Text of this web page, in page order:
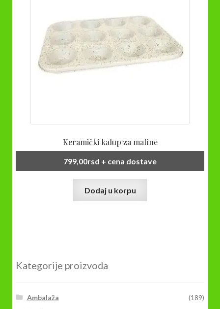
Keramički kalup za mafine
799,00rsd + cena dostave
Dodaj u korpu
Kategorije proizvoda
Ambalaža
(189)